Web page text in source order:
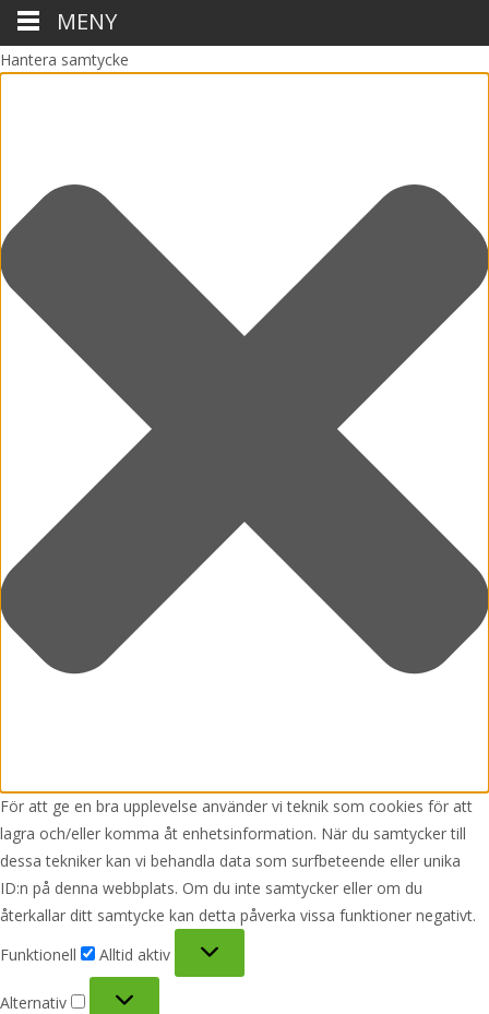
Hantera samtycke
För att ge en bra upplevelse använder vi teknik som cookies för att
lagra och/eller komma åt enhetsinformation. När du samtycker till
dessa tekniker kan vi behandla data som surfbeteende eller unika
ID:n på denna webbplats. Om du inte samtycker eller om du
återkallar ditt samtycke kan detta påverka vissa funktioner negativt.
Funktionell
Alltid aktiv
Alternativ
MENY